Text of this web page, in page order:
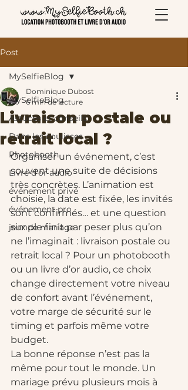
Post
MySelfieBlog
Astuces et conseils
Dans les coulisses
Photobooth
Livre d'or audio
événement privé
événement pro
jeux de mariage
MySelfieBlog
Livraison postale ou
retrait local ?
Dominique Dubost
6 min de lecture
Organiser un événement, c’est
souvent une suite de décisions
très concrètes. L’animation est
choisie, la date est fixée, les invités
sont confirmés… et une question
simple finit par peser plus qu’on
ne l’imaginait : livraison postale ou
retrait local ? Pour un photobooth
ou un livre d’or audio, ce choix
change directement votre niveau
de confort avant l’événement,
votre marge de sécurité sur le
timing et parfois même votre
budget.
La bonne réponse n’est pas la
même pour tout le monde. Un
mariage prévu plusieurs mois à